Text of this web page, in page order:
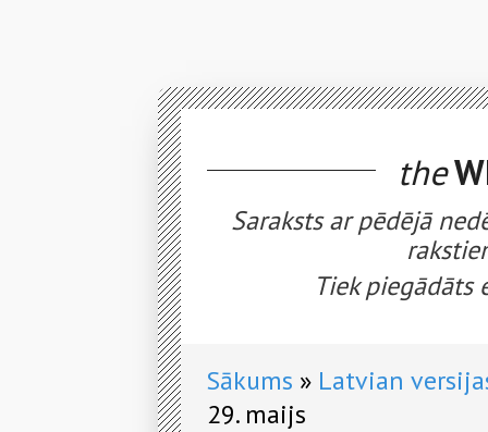
the
Saraksts ar pēdējā
Tiek piegādāts
Sākums
Latvian
29. maijs